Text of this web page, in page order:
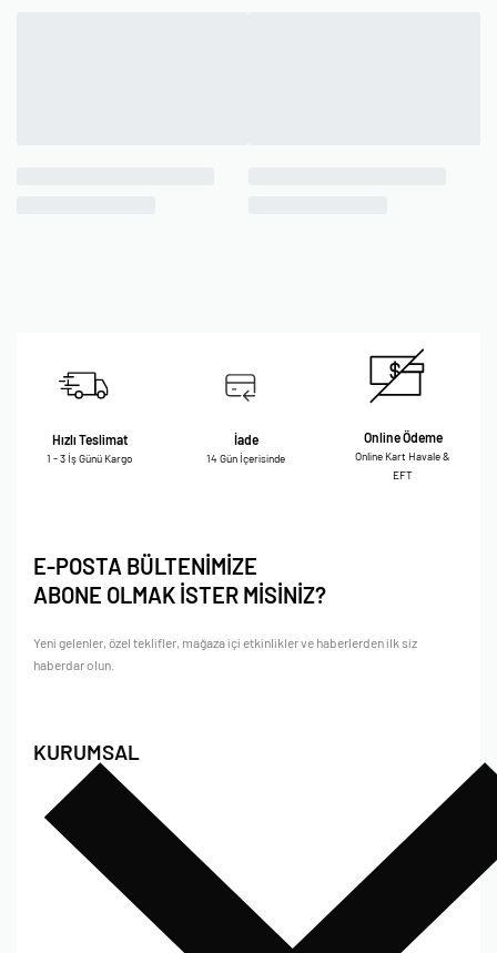
Hızlı Teslimat
1 - 3 İş Günü Kargo
İade
14 Gün İçerisinde
Online Ödeme
Online Kart Havale &
EFT
KURUMSAL
E-POSTA BÜLTENİMİZE
ABONE OLMAK İSTER MİSİNİZ?
Yeni gelenler, özel teklifler, mağaza içi etkinlikler ve haberlerden ilk siz
haberdar olun.